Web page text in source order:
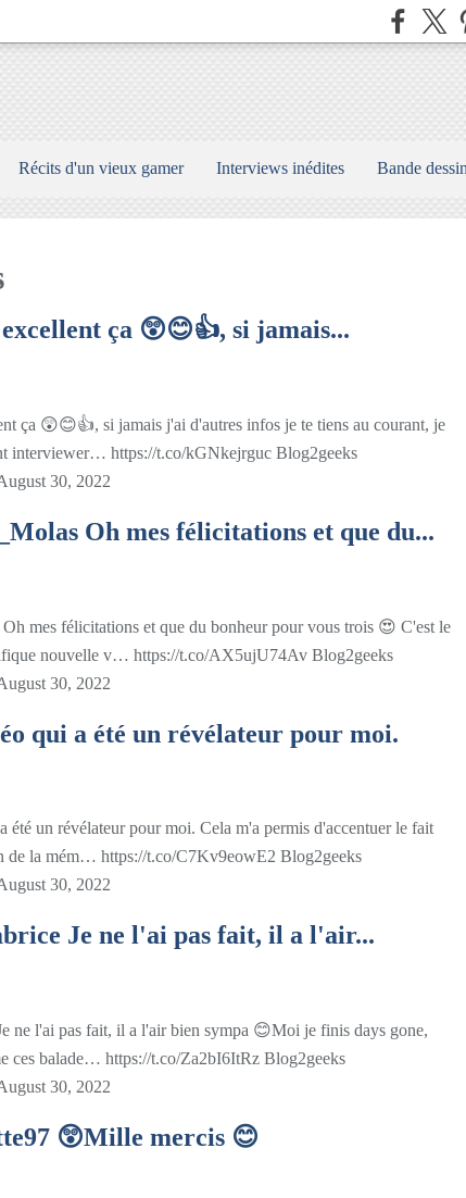
Récits d'un vieux gamer Interviews inédites Bande
ça 😲😊👍, si jamais...
ça 😲😊👍, si jamais j'ai d'autres infos je te tiens au courant, je
interviewer… https://t.co/kGNkejrguc Blog2geeks
30, 2022
Oh mes félicitations et que du...
mes félicitations et que du bonheur pour vous trois 😍 C'est le
nouvelle v… https://t.co/AX5ujU74Av Blog2geeks
30, 2022
qui a été un révélateur pour moi.
été un révélateur pour moi. Cela m'a permis d'accentuer le fait
de la mém… https://t.co/C7Kv9eowE2 Blog2geeks
30, 2022
Je ne l'ai pas fait, il a l'air...
ne l'ai pas fait, il a l'air bien sympa 😊Moi je finis days gone,
ces balade… https://t.co/Za2bI6ItRz Blog2geeks
30, 2022
😲Mille mercis 😊